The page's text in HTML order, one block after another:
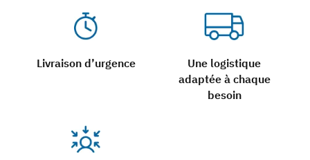
Livraison d’urgence
Une logistique
adaptée à chaque
besoin